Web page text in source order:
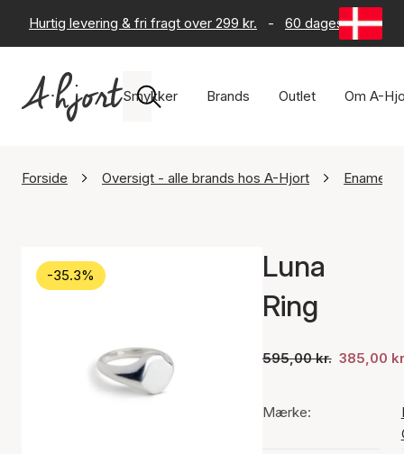
Hurtig levering & fri fragt over 299 kr. - 60 dages returret
Smykker Brands Outlet Om A-
Forside Oversigt - alle brands hos A-Hjort Enamel
-35.3%
Luna
Ring
595,00 kr. 385,00
Mærke: